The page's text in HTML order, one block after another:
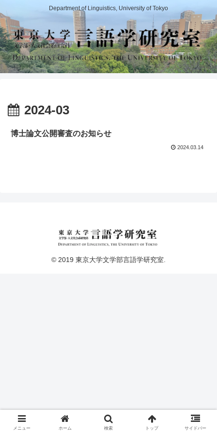
Department of Linguistics, University of Tokyo
2024-03
博士論文公開審査のお知らせ
2024.03.14
© 2019 東京大学文学部言語学研究室.
メニュー ホーム 検索 トップ サイドバー